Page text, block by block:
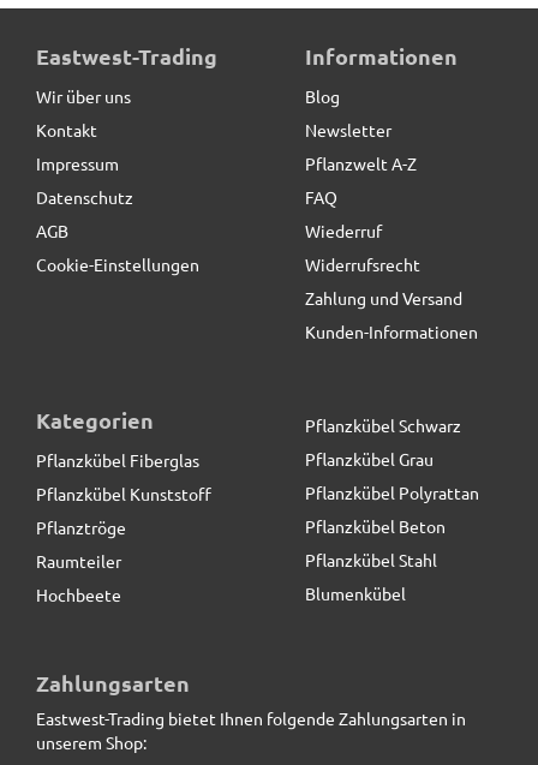
Blumentopf LILLY - schwarz
19,90 € *statt
19,90 € *
Eastwest-Trading
Wir über uns
Kontakt
Impressum
Datenschutz
AGB
Cookie-Einstellungen
Informationen
Blog
Newsletter
Pflanzwelt A-Z
FAQ
Wiederruf
Widerrufsrecht
Zahlung und Versand
Kunden-Informationen
Kategorien
Pflanzkübel Fiberglas
Pflanzkübel Kunststoff
Pflanztröge
Raumteiler
Hochbeete
Pflanzkübel Schwarz
Pflanzkübel Grau
Pflanzkübel Polyrattan
Pflanzkübel Beton
Pflanzkübel Stahl
Blumenkübel
Zahlungsarten
Eastwest-Trading bietet Ihnen folgende Zahlungsarten in
unserem Shop: